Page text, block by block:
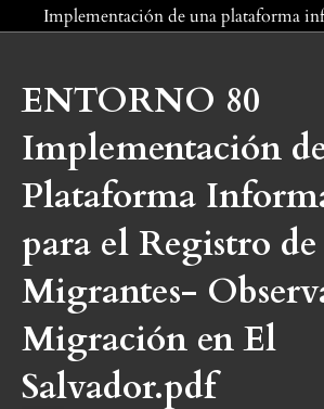
Volver a los detalles del artículo